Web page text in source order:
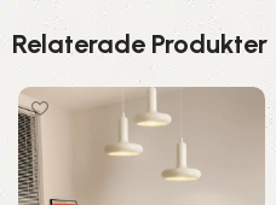
Relaterade Produkter